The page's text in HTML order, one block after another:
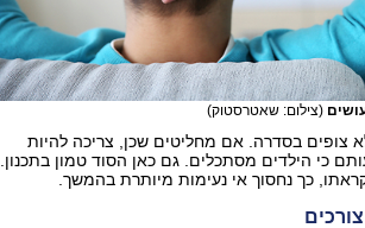
(צילום: שאטרסטוק)
צופים בסדרה. אם מחליטים שכן, צריכה להיות
כי הילדים מסתכלים. גם כאן הסוד טמון בתכנון.
כך נחסוך אי נעימות מיותרת בהמשך.